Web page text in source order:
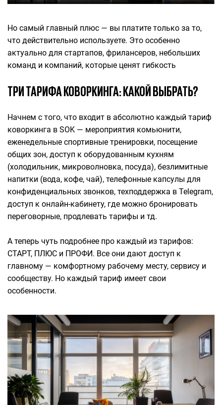
Но самый главный плюс — вы платите только за то,
что действительно используете. Это особенно
актуально для стартапов, фрилансеров, небольших
команд и компаний, которые ценят гибкость
ТРИ ТАРИФА КОВОРКИНГА: КАКОЙ ВЫБРАТЬ?
Начнем с того, что входит в абсолютно каждый тариф
коворкинга в SOK — мероприятия комьюнити,
еженедельные спортивные тренировки, посещение
общих зон, доступ к оборудованным кухням
(холодильник, микроволновка, посуда), безлимитные
напитки (вода, кофе, чай), телефонные капсулы для
конфиденциальных звонков, техподдержка в Telegram,
доступ к онлайн-кабинету, где можно бронировать
переговорные, продлевать тарифы и тд.
А теперь чуть подробнее про каждый из тарифов:
СТАРТ, ПЛЮС и ПРОФИ. Все они дают доступ к
главному — комфортному рабочему месту, сервису и
сообществу. Но каждый тариф имеет свои
особенности.